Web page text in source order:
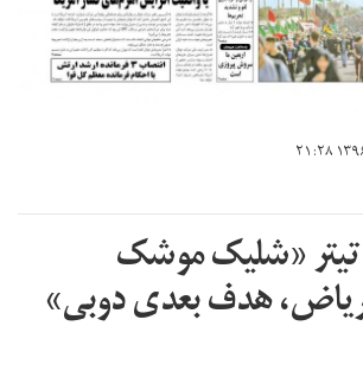
«شلیک موشک
ریاض، هدف بعدی دوبی»